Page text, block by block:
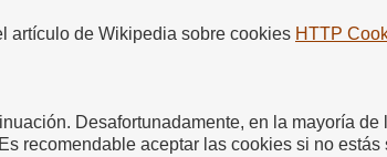
artículo de Wikipedia sobre cookies HTTP
Desafortunadamente, en la mayoría
recomendable aceptar las cookies si no